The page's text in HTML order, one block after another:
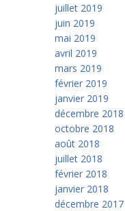
juillet 2019
juin 2019
mai 2019
avril 2019
mars 2019
février 2019
janvier 2019
décembre 2018
octobre 2018
août 2018
juillet 2018
février 2018
janvier 2018
décembre 2017